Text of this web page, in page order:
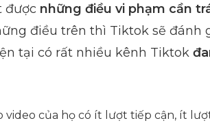
được những điều vi phạm cần
điều trên thì Tiktok sẽ đánh
tại có rất nhiều kênh Tiktok
video của họ có ít lượt tiếp cận, ít